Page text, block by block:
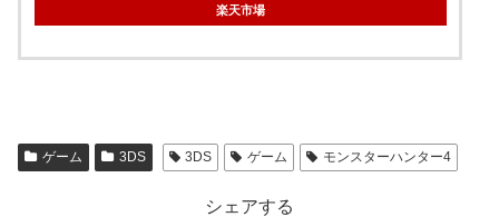
楽天市場
ゲーム 3DS 3DS ゲーム モンスターハンター4
シェアする